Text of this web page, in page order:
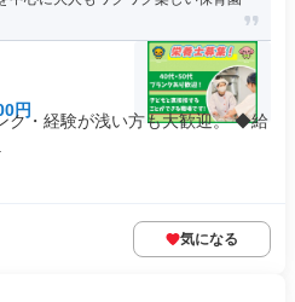
円
ク・経験が浅い方も大歓迎。 ◆給
気になる